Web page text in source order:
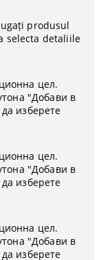
produsul
selecta detaliile
цел.
"Добави в
изберете
цел.
"Добави в
изберете
цел.
"Добави в
изберете